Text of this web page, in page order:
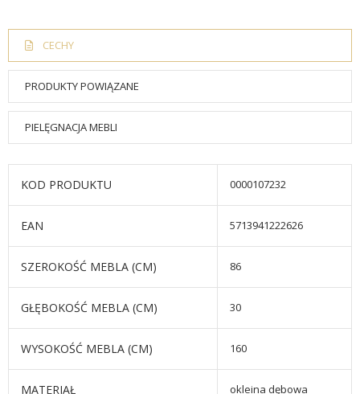
CECHY
PRODUKTY POWIĄZANE
PIELĘGNACJA MEBLI
KOD PRODUKTU 0000107232
EAN 5713941222626
SZEROKOŚĆ MEBLA (CM) 86
GŁĘBOKOŚĆ MEBLA (CM) 30
WYSOKOŚĆ MEBLA (CM) 160
MATERIAŁ okleina dębowa